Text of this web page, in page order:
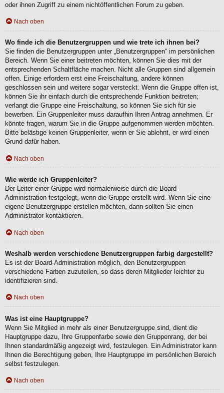
oder ihnen Zugriff zu einem nichtöffentlichen Forum zu geben.
Nach oben
Wo finde ich die Benutzergruppen und wie trete ich ihnen bei?
Sie finden die Benutzergruppen unter „Benutzergruppen“ im persönlichen
Bereich. Wenn Sie einer beitreten möchten, können Sie dies mit der
entsprechenden Schaltfläche machen. Nicht alle Gruppen sind allgemein
offen. Einige erfordern erst eine Freischaltung, andere können
geschlossen sein und weitere sogar versteckt. Wenn die Gruppe offen ist,
können Sie ihr einfach durch die entsprechende Funktion beitreten;
verlangt die Gruppe eine Freischaltung, so können Sie sich für sie
bewerben. Ein Gruppenleiter muss daraufhin Ihren Antrag annehmen. Er
könnte fragen, warum Sie in die Gruppe aufgenommen werden möchten.
Bitte belästige keinen Gruppenleiter, wenn er Sie ablehnt, er wird einen
Grund dafür haben.
Nach oben
Wie werde ich Gruppenleiter?
Der Leiter einer Gruppe wird normalerweise durch die Board-
Administration festgelegt, wenn die Gruppe erstellt wird. Wenn Sie eine
eigene Benutzergruppe erstellen möchten, dann sollten Sie einen
Administrator kontaktieren.
Nach oben
Weshalb werden verschiedene Benutzergruppen farbig dargestellt?
Es ist der Board-Administration möglich, den Benutzergruppen
verschiedene Farben zuzuteilen, so dass deren Mitglieder leichter zu
identifizieren sind.
Nach oben
Was ist eine Hauptgruppe?
Wenn Sie Mitglied in mehr als einer Benutzergruppe sind, dient die
Hauptgruppe dazu, Ihre Gruppenfarbe sowie den Gruppenrang, der bei
Ihnen standardmäßig angezeigt wird, festzulegen. Ein Administrator kann
Ihnen die Berechtigung geben, Ihre Hauptgruppe im persönlichen Bereich
selbst festzulegen.
Nach oben